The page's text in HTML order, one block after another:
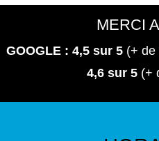
MERCI
GOOGLE : 4,5 sur 5(+ de
4,6 sur 5 (+